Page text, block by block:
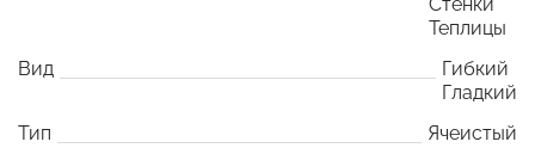
Теплицы
Вид
Гибкий
Гладкий
Тип
Ячеистый